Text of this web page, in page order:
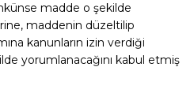
madde o şekilde
maddenin düzeltilip
kanunların izin verdiği
yorumlanacağını kabul etmiş